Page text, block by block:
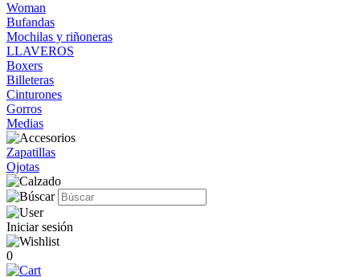
Woman
Bufandas
Mochilas y riñoneras
LLAVEROS
Boxers
Billeteras
Cinturones
Gorros
Medias
Zapatillas
Ojotas
Iniciar sesión
0